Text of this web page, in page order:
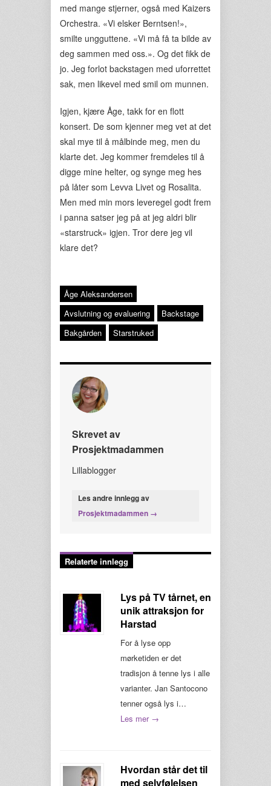
med mange stjerner, også med Kaizers
Orchestra. «Vi elsker Berntsen!»,
smilte ungguttene. «Vi må få ta bilde av
deg sammen med oss.». Og det fikk de
jo. Jeg forlot backstagen med uforrettet
sak, men likevel med smil om munnen.
Igjen, kjære Åge, takk for en flott
konsert. De som kjenner meg vet at det
skal mye til å målbinde meg, men du
klarte det. Jeg kommer fremdeles til å
digge mine helter, og synge meg hes
på låter som Levva Livet og Rosalita.
Men med min mors leveregel godt frem
i panna satser jeg på at jeg aldri blir
«starstruck» igjen. Tror dere jeg vil
klare det?
Åge Aleksandersen
Avslutning og evaluering
Backstage
Bakgården
Starstruked
Skrevet av
Prosjektmadammen
Lillablogger
Les andre innlegg av
Prosjektmadammen →
Relaterte innlegg
Lys på TV tårnet, en
unik attraksjon for
Harstad
For å lyse opp
mørketiden er det
tradisjon å tenne lys i alle
varianter. Jan Santocono
tenner også lys i…
Les mer →
Hvordan står det til
med selvfølelsen